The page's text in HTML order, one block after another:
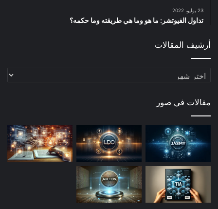
23 يوليو، 2022
تداول الفيوتشر: ما هو وما هي طريقته وما حكمه؟
أرشيف المقالات
أرشيف
مقالات في صور